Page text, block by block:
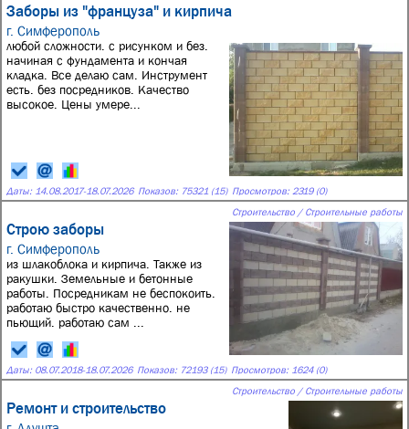
Заборы из "француза" и кирпича
г. Симферополь
любой сложности. с рисунком и без.
начиная с фундамента и кончая
кладка. Все делаю сам. Инструмент
есть. без посредников. Качество
высокое. Цены умере...
Даты: 14.08.2017-18.07.2026 Показов: 75321 (15) Просмотров: 2319 (0)
Строительство / Строительные работы
Строю заборы
г. Симферополь
из шлакоблока и кирпича. Также из
ракушки. Земельные и бетонные
работы. Посредникам не беспокоить.
работаю быстро качественно. не
пьющий. работаю сам ...
Даты: 08.07.2018-18.07.2026 Показов: 72193 (15) Просмотров: 1624 (0)
Строительство / Строительные работы
Ремонт и строительство